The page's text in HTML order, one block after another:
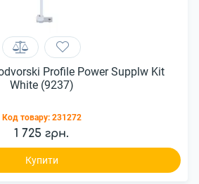
Profile Power Supplw Kit
White (9237)
Код товару: 231272
1 725 грн.
Купити